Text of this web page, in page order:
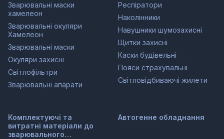
Зварювальні маски
хамелеон
Зварювальні окуляри
Хамелеон
Зварювальні маски
Окуляри захисні
Світлофільтри
Зварювальні апарати
Респіратори
Наколінники
Навушники шумозахисні
Щитки захисні
Каски будівельні
Пояси страхувальні
Світловідбиваючі жилети
Комплектуючі та
витратні матеріали до
зварювального
Автогенне обладнання